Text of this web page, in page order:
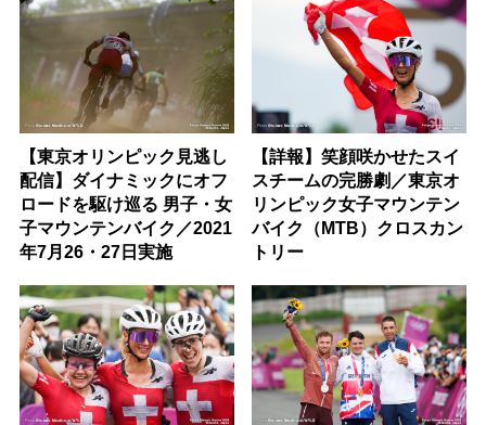
【東京オリンピック見逃し
配信】ダイナミックにオフ
ロードを駆け巡る 男子・女
子マウンテンバイク／2021
年7月26・27日実施
【詳報】笑顔咲かせたスイ
スチームの完勝劇／東京オ
リンピック女子マウンテン
バイク（MTB）クロスカン
トリー